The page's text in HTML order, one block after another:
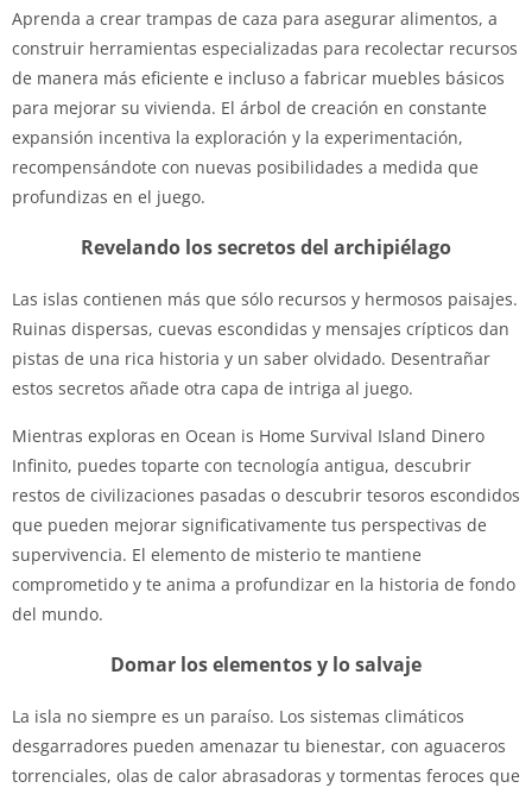
Aprenda a crear trampas de caza para asegurar alimentos, a
construir herramientas especializadas para recolectar recursos
de manera más eficiente e incluso a fabricar muebles básicos
para mejorar su vivienda. El árbol de creación en constante
expansión incentiva la exploración y la experimentación,
recompensándote con nuevas posibilidades a medida que
profundizas en el juego.
Revelando los secretos del archipiélago
Las islas contienen más que sólo recursos y hermosos paisajes.
Ruinas dispersas, cuevas escondidas y mensajes crípticos dan
pistas de una rica historia y un saber olvidado. Desentrañar
estos secretos añade otra capa de intriga al juego.
Mientras exploras en Ocean is Home Survival Island Dinero
Infinito, puedes toparte con tecnología antigua, descubrir
restos de civilizaciones pasadas o descubrir tesoros escondidos
que pueden mejorar significativamente tus perspectivas de
supervivencia. El elemento de misterio te mantiene
comprometido y te anima a profundizar en la historia de fondo
del mundo.
Domar los elementos y lo salvaje
La isla no siempre es un paraíso. Los sistemas climáticos
desgarradores pueden amenazar tu bienestar, con aguaceros
torrenciales, olas de calor abrasadoras y tormentas feroces que